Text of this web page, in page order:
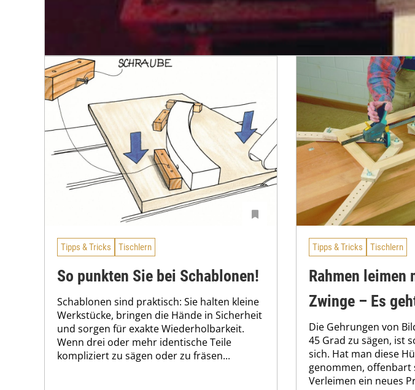
Tipps & Tricks Tischlern
So punkten Sie bei Schablonen!
Schablonen sind praktisch: Sie halten kleine
Werkstücke, bringen die Hände in Sicherheit
und sorgen für exakte Wiederholbarkeit.
Wenn drei oder mehr identische Teile
kompliziert zu sägen oder zu fräsen...
Tipps & Tricks Tischlern
Rahmen leimen
Zwinge – Es
Die Gehrungen von
45 Grad zu sägen, ist
sich. Hat man diese
genommen, offenbart
Verleimen ein neues